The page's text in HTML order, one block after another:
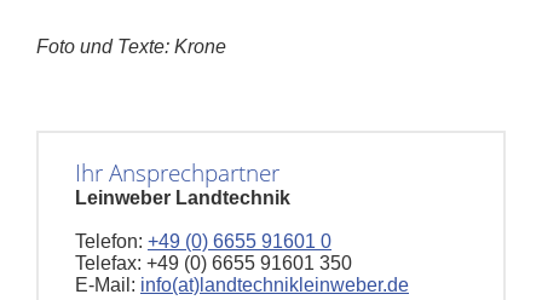
Foto und Texte: Krone
Ihr Ansprechpartner
Leinweber Landtechnik
Telefon: +49 (0) 6655 91601 0
Telefax: +49 (0) 6655 91601 350
E-Mail: info(at)landtechnikleinweber.de